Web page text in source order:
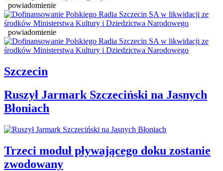
powiadomienie
powiadomienie
Szczecin
Ruszył Jarmark Szczeciński na Jasnych
Błoniach
Trzeci moduł pływającego doku zostanie
zwodowany